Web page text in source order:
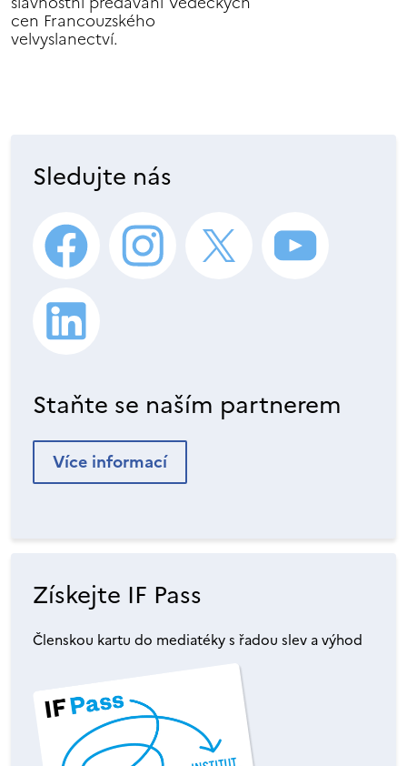
cen Francouzského
velvyslanectví.
Sledujte nás
Staňte se naším partnerem
Více informací
Získejte IF Pass
Členskou kartu do mediatéky s řadou slev a výhod